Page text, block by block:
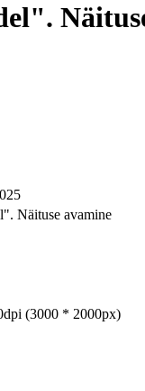
Näituse avamine
(3000 * 2000px)